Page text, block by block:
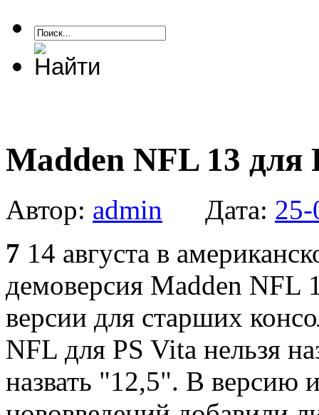
Madden NFL 13 для
Автор: admin Дата:
7 14 августа в
демоверсия Madden NFL
версии для старших
NFL для PS Vita нельзя
назвать "12,5". В версию